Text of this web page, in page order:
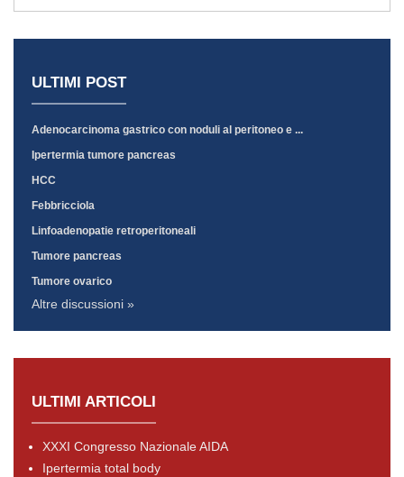
ULTIMI POST
Adenocarcinoma gastrico con noduli al peritoneo e ...
Ipertermia tumore pancreas
HCC
Febbricciola
Linfoadenopatie retroperitoneali
Tumore pancreas
Tumore ovarico
Altre discussioni »
ULTIMI ARTICOLI
XXXI Congresso Nazionale AIDA
Ipertermia total body